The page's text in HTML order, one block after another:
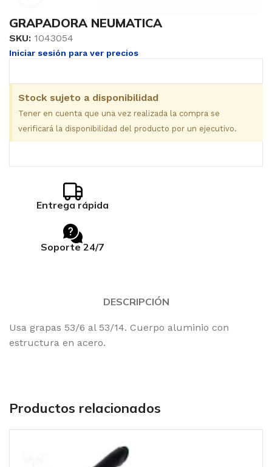
GRAPADORA NEUMATICA
SKU: 1043054
Iniciar sesión para ver precios
Stock sujeto a disponibilidad
Tener en cuenta que una vez realizada la compra se
verificará la disponibilidad del producto por un ejecutivo.
Entrega rápida
Soporte 24/7
DESCRIPCIÓN
Usa grapas 53/6 al 53/14. Cuerpo aluminio con
estructura en acero.
Productos relacionados